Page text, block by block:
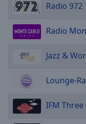
Radio 972
Radio
Jazz &
Lounge-
IFM Three